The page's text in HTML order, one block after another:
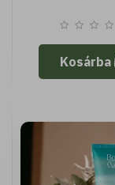
Kosárba